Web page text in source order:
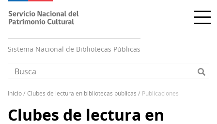
principal
Sistema Nacional de Bibliotecas Públicas
enlaces
inicio clubes de lectura en bibliotecas públicas publicaciones
Clubes de lectura en